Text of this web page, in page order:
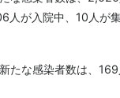
人が入院中、10人が
たな感染者数は、